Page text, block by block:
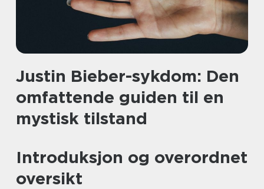
Justin Bieber-sykdom: Den
omfattende guiden til en
mystisk tilstand
Introduksjon og overordnet
oversikt